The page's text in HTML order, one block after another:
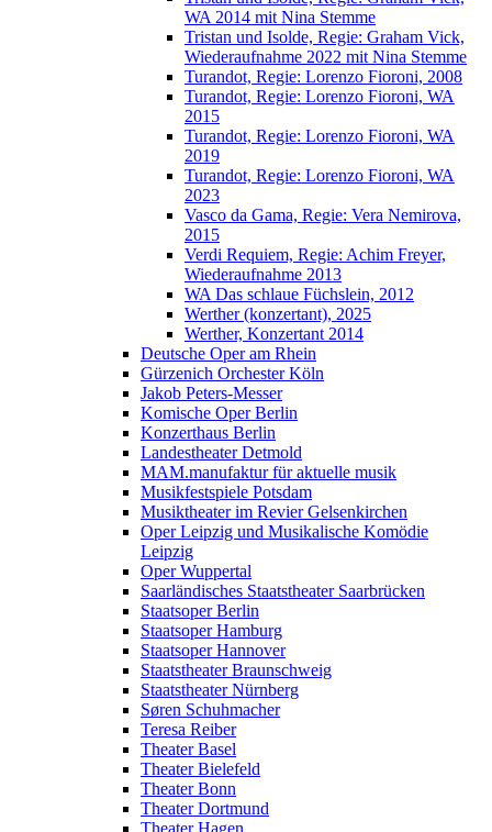
WA 2014 mit Nina Stemme
Tristan und Isolde, Regie: Graham Vick,
Wiederaufnahme 2022 mit Nina Stemme
Turandot, Regie: Lorenzo Fioroni, 2008
Turandot, Regie: Lorenzo Fioroni, WA
2015
Turandot, Regie: Lorenzo Fioroni, WA
2019
Turandot, Regie: Lorenzo Fioroni, WA
2023
Vasco da Gama, Regie: Vera Nemirova,
2015
Verdi Requiem, Regie: Achim Freyer,
Wiederaufnahme 2013
WA Das schlaue Füchslein, 2012
Werther (konzertant), 2025
Werther, Konzertant 2014
Deutsche Oper am Rhein
Gürzenich Orchester Köln
Jakob Peters-Messer
Komische Oper Berlin
Konzerthaus Berlin
Landestheater Detmold
MAM.manufaktur für aktuelle musik
Musikfestspiele Potsdam
Musiktheater im Revier Gelsenkirchen
Oper Leipzig und Musikalische Komödie
Leipzig
Oper Wuppertal
Saarländisches Staatstheater Saarbrücken
Staatsoper Berlin
Staatsoper Hamburg
Staatsoper Hannover
Staatstheater Braunschweig
Staatstheater Nürnberg
Søren Schuhmacher
Teresa Reiber
Theater Basel
Theater Bielefeld
Theater Bonn
Theater Dortmund
Theater Hagen